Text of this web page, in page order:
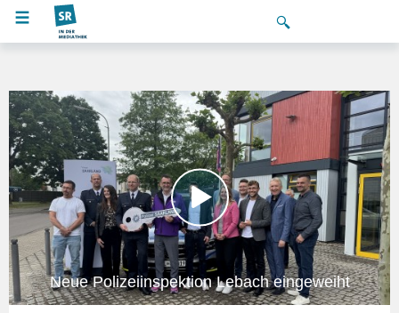
Neue Polizeiinspektion Lebach eingeweiht